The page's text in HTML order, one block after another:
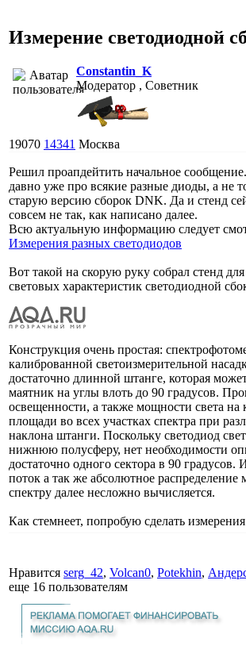
Измерение светодиодной
Constantin_K
Модератор , Советник
19070 14341 Москва
Решил проапдейтить начальное
давно уже про всякие разные диоды, а не
старую версию сборок DNK. Да и стенд
совсем не так, как написано далее.
Всю актуальную информацию следует
Измерения разных светодиодов
Вот такой на скорую руку собрал стенд
световых характеристик светодиодной
Конструкция очень простая:
калиброванной светоизмерительной
достаточно длинной штанге, которая
маятник на углы влоть до 90 градусов.
освещенности, а также мощности света
площади во всех участках спектра при
наклона штанги. Поскольку светодиод
нижнюю полусферу, нет необходимости
достаточно одного сектора в 90 градусов.
поток а так же абсолютное
спектру далее несложно вычисляется.
Как стемнеет, попробую сделать
Нравится serg_42, Volcan0, Potekhin,
еще 16 пользователям